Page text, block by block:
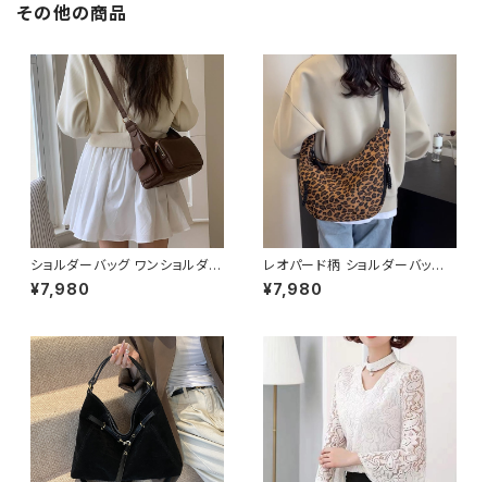
ショルダー カメラバッグ チェスト
バッグ スマホバッグ メッセンジ
ズ 大学生 高校生 パパ 父 男の
子 男性 韓国 ファッション ブラッ
ク 通勤バッグ 学生 学校 通学
デート オフィスカジュアル デイ
リー お出かけ 大人 10代 20代
30代 40代 K-B0167
その他の商品
ショルダーバッグ ワンショルダー
バッグ レディース バッグ 肩掛け
斜めがけ クロスボディ おしゃれ
夏コーデ K-B0212
¥7,980
レオパード柄 ショルダーバッグ
ワンショルダーバッグ レディース
ヒョウ柄 バッグ カジュアル 軽量
¥7,980